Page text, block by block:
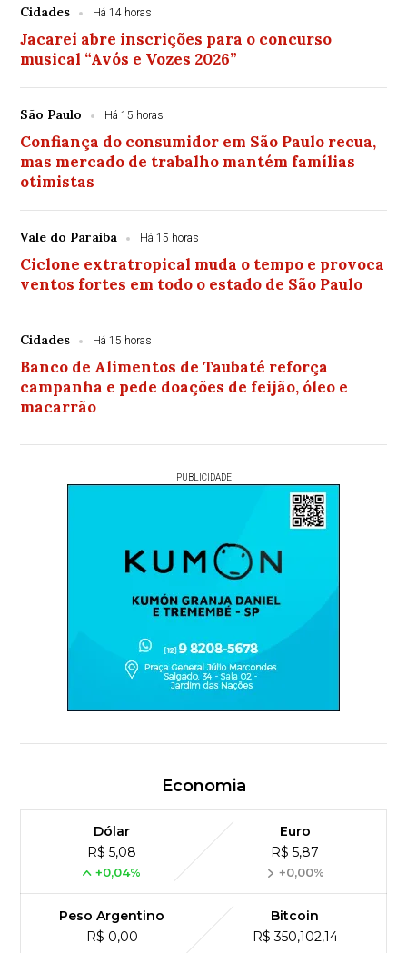
Cidades Há 14 horas
Jacareí abre inscrições para o concurso
musical “Avós e Vozes 2026”
São Paulo Há 15 horas
Confiança do consumidor em São Paulo recua,
mas mercado de trabalho mantém famílias
otimistas
Vale do Paraiba Há 15 horas
Ciclone extratropical muda o tempo e provoca
ventos fortes em todo o estado de São Paulo
Cidades Há 15 horas
Banco de Alimentos de Taubaté reforça
campanha e pede doações de feijão, óleo e
macarrão
PUBLICIDADE
Economia
Dólar
R$ 5,08
+0,04%
Euro
R$ 5,87
+0,00%
Peso Argentino
R$ 0,00
Bitcoin
R$ 350,102,14